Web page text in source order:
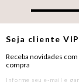
Seja clienteVIP
Receba novidades com
compra